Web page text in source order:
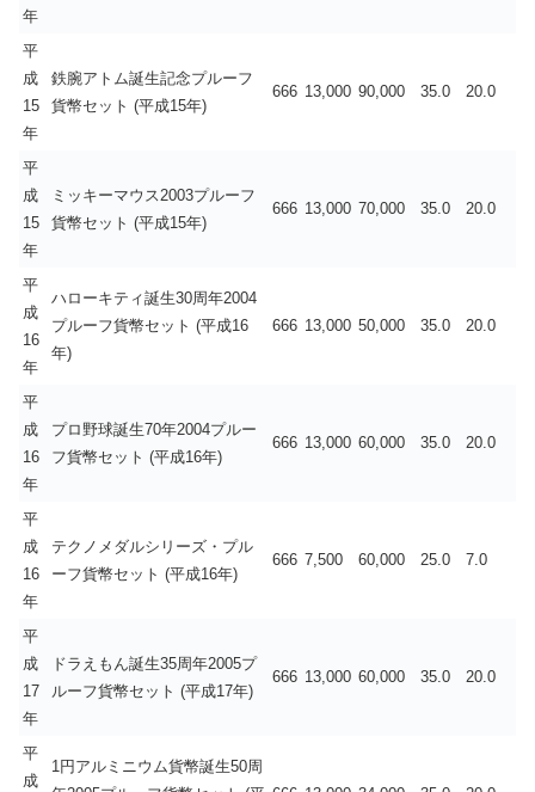
年
平
成
15
年
鉄腕アトム誕生記念プルーフ
貨幣セット (平成15年)
666 13,000 90,000 35.0 20.0
平
成
15
年
ミッキーマウス2003プルーフ
貨幣セット (平成15年)
666 13,000 70,000 35.0 20.0
平
成
16
年
ハローキティ誕生30周年2004
プルーフ貨幣セット (平成16
年)
666 13,000 50,000 35.0 20.0
平
成
16
年
プロ野球誕生70年2004プルー
フ貨幣セット (平成16年)
666 13,000 60,000 35.0 20.0
平
成
16
年
テクノメダルシリーズ・プル
ーフ貨幣セット (平成16年)
666 7,500 60,000 25.0 7.0
平
成
17
年
ドラえもん誕生35周年2005プ
ルーフ貨幣セット (平成17年)
666 13,000 60,000 35.0 20.0
平
成
1円アルミニウム貨幣誕生50周